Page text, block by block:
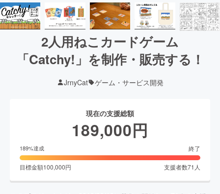
2人用ねこカードゲーム
「Catchy!」を制作・販売する！
JrnyCat ゲーム・サービス開発
現在の支援総額
189,000円
189%達成 終了
目標金額100,000円 支援者数71 人